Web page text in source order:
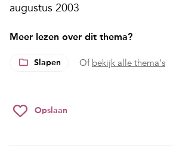
augustus 2003
Meer lezen over dit thema?
Slapen Of bekijk alle thema's
Opslaan